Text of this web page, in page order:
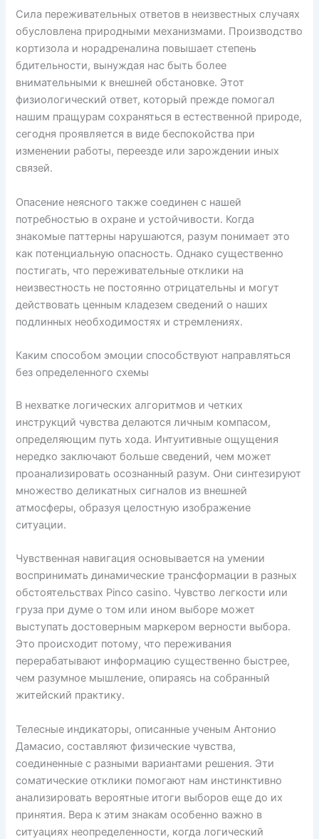
Сила переживательных ответов в неизвестных случаях
обусловлена природными механизмами. Производство
кортизола и норадреналина повышает степень
бдительности, вынуждая нас быть более
внимательными к внешней обстановке. Этот
физиологический ответ, который прежде помогал
нашим пращурам сохраняться в естественной природе,
сегодня проявляется в виде беспокойства при
изменении работы, переезде или зарождении иных
связей.
Опасение неясного также соединен с нашей
потребностью в охране и устойчивости. Когда
знакомые паттерны нарушаются, разум понимает это
как потенциальную опасность. Однако существенно
постигать, что переживательные отклики на
неизвестность не постоянно отрицательны и могут
действовать ценным кладезем сведений о наших
подлинных необходимостях и стремлениях.
Каким способом эмоции способствуют направляться
без определенного схемы
В нехватке логических алгоритмов и четких
инструкций чувства делаются личным компасом,
определяющим путь хода. Интуитивные ощущения
нередко заключают больше сведений, чем может
проанализировать осознанный разум. Они синтезируют
множество деликатных сигналов из внешней
атмосферы, образуя целостную изображение
ситуации.
Чувственная навигация основывается на умении
воспринимать динамические трансформации в разных
обстоятельствах Pinco casino. Чувство легкости или
груза при думе о том или ином выборе может
выступать достоверным маркером верности выбора.
Это происходит потому, что переживания
перерабатывают информацию существенно быстрее,
чем разумное мышление, опираясь на собранный
житейский практику.
Телесные индикаторы, описанные ученым Антонио
Дамасио, составляют физические чувства,
соединенные с разными вариантами решения. Эти
соматические отклики помогают нам инстинктивно
анализировать вероятные итоги выборов еще до их
принятия. Вера к этим знакам особенно важно в
ситуациях неопределенности, когда логический